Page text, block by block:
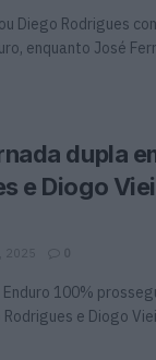
Diego Rodrigues
enquanto José
dupla
e Diogo
2025 0
100%
e Diogo